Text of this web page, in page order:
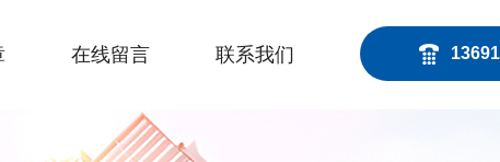
在线留言 联系我们